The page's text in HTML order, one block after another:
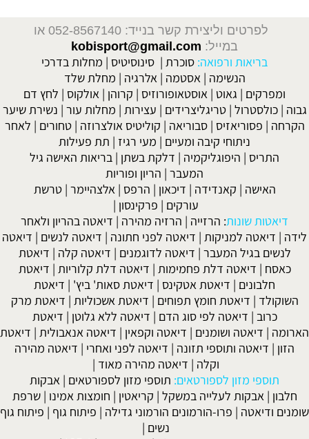
לפרטים וליצירת קשר בנייד: 052-8567140
או
במייל: kobisport@gmail.com
בריאות ורפואה: סוכרת | סינוסיטיס | מחלות בדרכי
הנשימה | אסטמה | אלרגיה | מחלת שלד
ומפרקים | גאוט | אוסטאופורוזיס | קרוהן | אולקוס | לחץ דם
גבוה |כולסטרול |טריגליצרידים | עצירות | מחלות עור | נשירת שיער
הקרחה | פסוריאזיס |סבוריאה | קוליטיס אולצרוזה |טחורים | לאחר
ניתוחי קיבה ומעיים | מעי רגיז | תת פעילות
התריס | היפוגליקמיה | דלקת בשתן | בריאות האישה גיל
המעבר | הריון ופוריות
האישה | קאנדידה | דיכאון | הרפס | אלצהיימר |טרשת
עורקים | פרקינסון |
דיאטות שונות: הרזייה | הרזיה מהירה | דיאטה בהריון ולאחר
לידה | דיאטה למניקות | דיאטה לפני חתונה | דיאטה לנשים | דיאטה
לנשים בגיל המעבר | דיאטה לדוגמנים | דיאטה קלה | דיאטת
כאסח | דיאטה דלת פחמימות | דיאטה דלת קלוריות | דיאטת
חלבונים | דיאטת אטקינס | דיאטת סאות' ביץ' | דיאטת
השוקולד | דיאטת חומץ תפוחים | דיאטת אשכוליות | דיאטת מרק
כרוב | דיאטה לפי סוג הדם | דיאטה ללא גלוטן | דיאטת
הארומה | דיאטה ושומנים | דיאטה וקפאין | דיאטה אנאבולית | דיאטת
הזון | דיאטה ותוספי תזונה | דיאטה לפני ואחרי | דיאטה מהירה
וקלה | דיאטה מהירה מאוד |
תוספי מזון לספורטאים: תוספי מזון לספורטאים | אבקות
חלבון | אבקות לעלייה במשקל | קריאטין | חומצות אמינו |שרפת
שומנים ודיאטה | פרו-הורמונים הורמוני גדילה | פיתוח גוף | פיתוח גוף
נשים |